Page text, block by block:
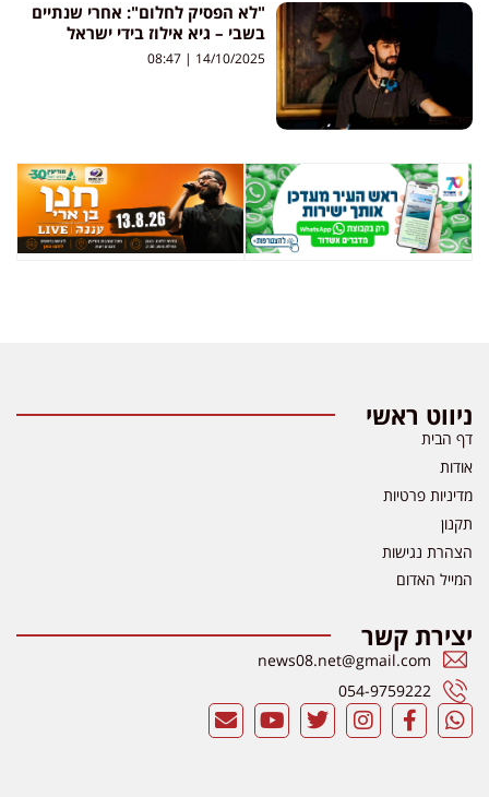
"לא הפסיק לחלום": אחרי שנתיים
בשבי – גיא אילוז בידי ישראל
14/10/2025
ניווט ראשי
דף הבית
אודות
מדיניות פרטיות
תקנון
הצהרת נגישות
המייל האדום
יצירת קשר
news08.net@gmail.com
054-9759222